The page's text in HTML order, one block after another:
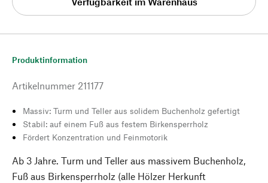
Produktinformation
Artikelnummer 211177
Massiv: Turm und Teller aus solidem Buchenholz gefertigt
Stabil: auf einem Fuß aus festem Birkensperrholz
Fördert Konzentration und Feinmotorik
Ab 3 Jahre. Turm und Teller aus massivem Buchenholz,
Fuß aus Birkensperrholz (alle Hölzer Herkunft